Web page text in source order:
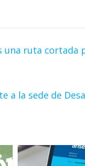
una ruta cortada
a la sede de